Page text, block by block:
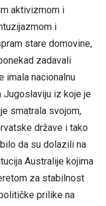
aktivizmom i
i
stare domovine,
zadavali
imala nacionalnu
Jugoslaviju iz koje je
smatrala svojom,
države i tako
da su dolazili na
Australije kojima
za stabilnost
prilike na